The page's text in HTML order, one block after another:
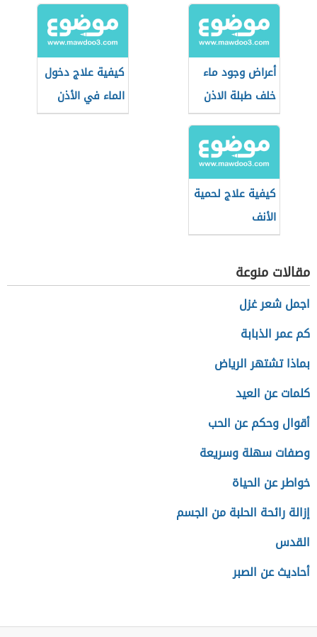
أعراض وجود ماء
خلف طبلة الاذن
كيفية علاج دخول
الماء في الأذن
كيفية علاج لحمية
الأنف
مقالات منوعة
اجمل شعر غزل
كم عمر الذبابة
بماذا تشتهر الرياض
كلمات عن العيد
أقوال وحكم عن الحب
وصفات سهلة وسريعة
خواطر عن الحياة
إزالة رائحة الحلبة من الجسم
القدس
أحاديث عن الصبر